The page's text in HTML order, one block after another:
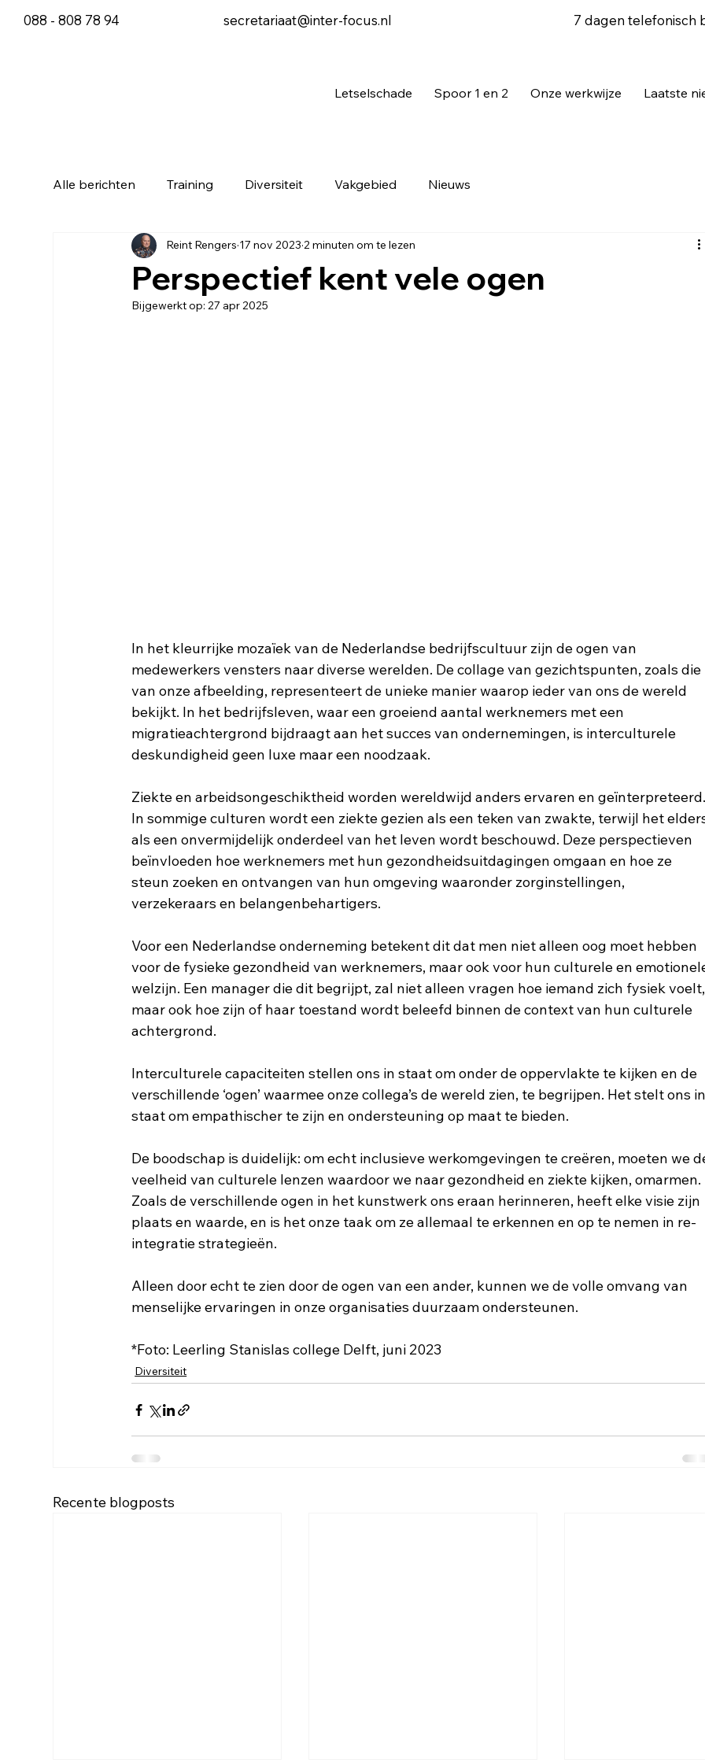
Letselschade Spoor 1 en 2 Onze werkwijze Laatste
088 - 808 78 94 secretariaat@inter-focus.nl 7 dagen telefonisch
Alle berichten Training Diversiteit Vakgebied Nieuws
Perspectief kent vele ogen
Reint Rengers 17 nov 2023 2 minuten om te lezen
Bijgewerkt op:27 apr 2025
In het kleurrijke mozaïek van de Nederlandse bedrijfscultuur zijn de ogen van
medewerkers vensters naar diverse werelden. De collage van gezichtspunten, zoals die
van onze afbeelding, representeert de unieke manier waarop ieder van ons de wereld
bekijkt. In het bedrijfsleven, waar een groeiend aantal werknemers met een
migratieachtergrond bijdraagt aan het succes van ondernemingen, is interculturele
deskundigheid geen luxe maar een noodzaak.
Ziekte en arbeidsongeschiktheid worden wereldwijd anders ervaren en
In sommige culturen wordt een ziekte gezien als een teken van zwakte, terwijl het
als een onvermijdelijk onderdeel van het leven wordt beschouwd. Deze perspectieven
beïnvloeden hoe werknemers met hun gezondheidsuitdagingen omgaan en hoe ze
steun zoeken en ontvangen van hun omgeving waaronder zorginstellingen,
verzekeraars en belangenbehartigers.
Voor een Nederlandse onderneming betekent dit dat men niet alleen oog moet hebben
voor de fysieke gezondheid van werknemers, maar ook voor hun culturele en
welzijn. Een manager die dit begrijpt, zal niet alleen vragen hoe iemand zich fysiek
maar ook hoe zijn of haar toestand wordt beleefd binnen de context van hun culturele
achtergrond.
Interculturele capaciteiten stellen ons in staat om onder de oppervlakte te kijken en de
verschillende ‘ogen’ waarmee onze collega’s de wereld zien, te begrijpen. Het stelt ons
staat om empathischer te zijn en ondersteuning op maat te bieden.
De boodschap is duidelijk: om echt inclusieve werkomgevingen te creëren, moeten we
veelheid van culturele lenzen waardoor we naar gezondheid en ziekte kijken, omarmen.
Zoals de verschillende ogen in het kunstwerk ons eraan herinneren, heeft elke visie zijn
plaats en waarde, en is het onze taak om ze allemaal te erkennen en op te nemen in re-
integratie strategieën.
Alleen door echt te zien door de ogen van een ander, kunnen we de volle omvang van
menselijke ervaringen in onze organisaties duurzaam ondersteunen.
*Foto: Leerling Stanislas college Delft, juni 2023
Diversiteit
Recente blogposts